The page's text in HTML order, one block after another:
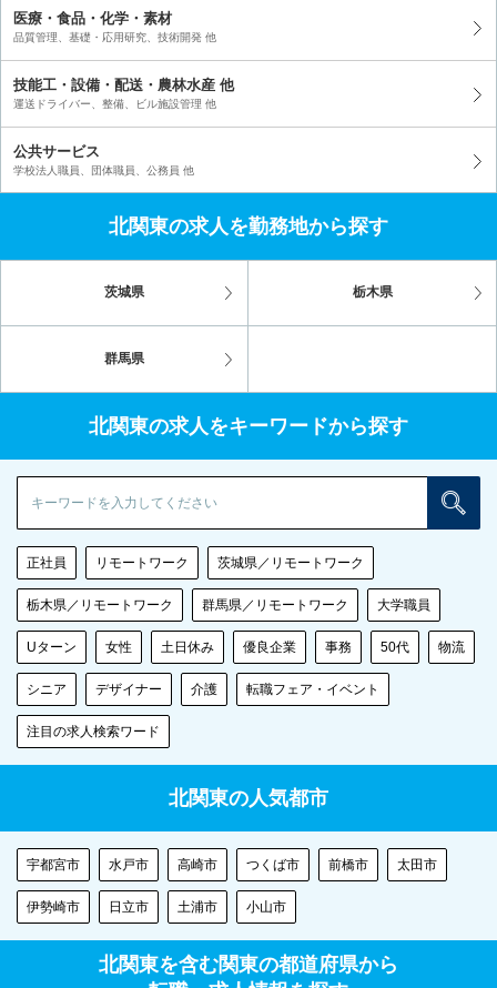
医療・食品・化学・素材
品質管理、基礎・応用研究、技術開発 他
技能工・設備・配送・農林水産 他
運送ドライバー、整備、ビル施設管理 他
公共サービス
学校法人職員、団体職員、公務員 他
北関東の求人を勤務地から探す
茨城県 栃木県
群馬県
北関東の求人をキーワードから探す
正社員 リモートワーク 茨城県／リモートワーク
栃木県／リモートワーク 群馬県／リモートワーク 大学職員
Uターン 女性 土日休み 優良企業 事務 50代 物流
シニア デザイナー 介護 転職フェア・イベント
注目の求人検索ワード
北関東の人気都市
宇都宮市 水戸市 高崎市 つくば市 前橋市 太田市
伊勢崎市 日立市 土浦市 小山市
北関東を含む関東の都道府県から